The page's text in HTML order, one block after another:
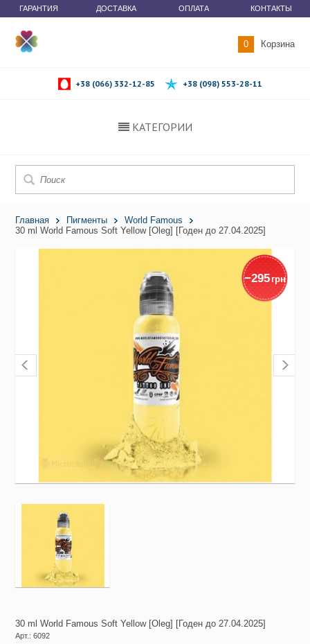
ГАРАНТИЯ ДОСТАВКА ОПЛАТА КОНТАКТЫ
0 Корзина
+38 (066) 332-12-85 +38 (098) 553-28-11
КАТЕГОРИИ
Главная Пигменты
World Famous
30 ml World Famous Soft Yellow [Oleg] [Годен до 27.04.2025]
−295грн
30 ml World Famous Soft Yellow [Oleg] [Годен до 27.04.2025]
Арт.: 6092